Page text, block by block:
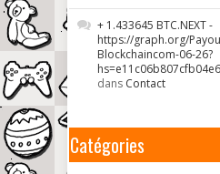
+ 1.433645 BTC.NEXT -
https://graph.org/
Blockchaincom-06-26?
dans Contact
Catégories